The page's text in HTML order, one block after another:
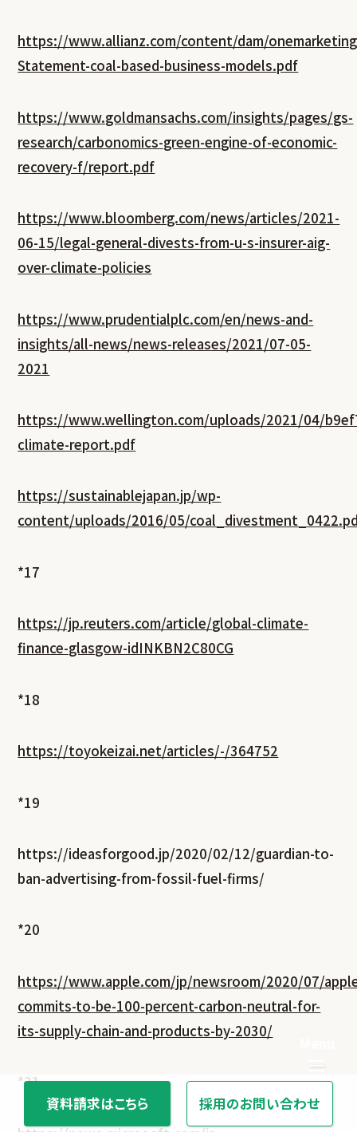
https://www.allianz.com/content/dam/
Statement-coal-based-business-models.pdf
https://www.goldmansachs.com/insights/pages/gs-
research/carbonomics-green-engine-of-economic-
recovery-f/report.pdf
https://www.bloomberg.com/news/articles/2021-
06-15/legal-general-divests-from-u-s-insurer-aig-
over-climate-policies
https://www.prudentialplc.com/en/news-and-
insights/all-news/news-releases/2021/07-05-
2021
https://www.wellington.com/uploads/2021/04/
climate-report.pdf
https://sustainablejapan.jp/wp-
content/uploads/2016/05/
*17
https://jp.reuters.com/article/global-climate-
finance-glasgow-idINKBN2C80CG
*18
https://toyokeizai.net/articles/-/364752
*19
https://ideasforgood.jp/2020/02/12/guardian-to-
ban-advertising-from-fossil-fuel-firms/
*20
https://www.apple.com/jp/newsroom/2020/07/
commits-to-be-100-percent-carbon-neutral-for-
its-supply-chain-and-products-by-2030/
*21
資料請求はこちら 採用のお問い合わせ